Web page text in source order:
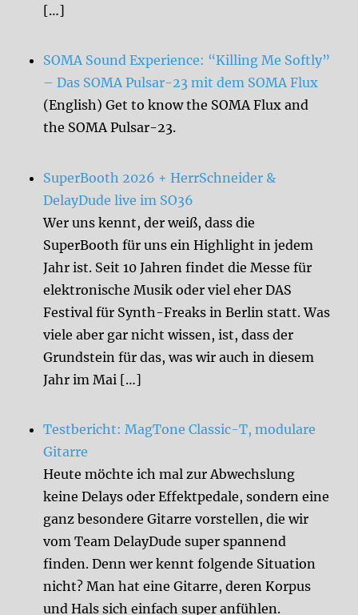
[…]
SOMA Sound Experience: “Killing Me Softly”
– Das SOMA Pulsar-23 mit dem SOMA Flux
(English) Get to know the SOMA Flux and
the SOMA Pulsar-23.
SuperBooth 2026 + HerrSchneider &
DelayDude live im SO36
Wer uns kennt, der weiß, dass die
SuperBooth für uns ein Highlight in jedem
Jahr ist. Seit 10 Jahren findet die Messe für
elektronische Musik oder viel eher DAS
Festival für Synth-Freaks in Berlin statt. Was
viele aber gar nicht wissen, ist, dass der
Grundstein für das, was wir auch in diesem
Jahr im Mai […]
Testbericht: MagTone Classic-T, modulare
Gitarre
Heute möchte ich mal zur Abwechslung
keine Delays oder Effektpedale, sondern eine
ganz besondere Gitarre vorstellen, die wir
vom Team DelayDude super spannend
finden. Denn wer kennt folgende Situation
nicht? Man hat eine Gitarre, deren Korpus
und Hals sich einfach super anfühlen.